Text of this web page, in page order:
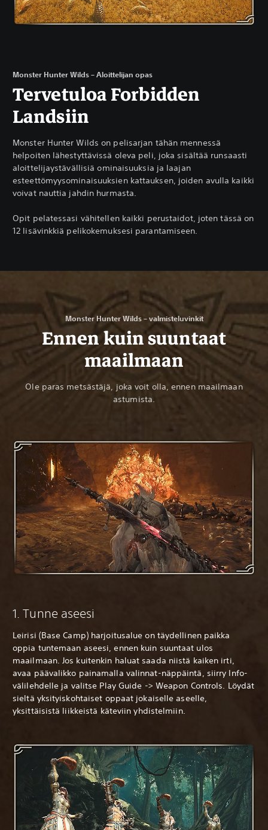
Monster Hunter Wilds – Aloittelijan opas
Tervetuloa Forbidden
Landsiin
Monster Hunter Wilds on pelisarjan tähän mennessä
helpoiten lähestyttävissä oleva peli, joka sisältää runsaasti
aloittelijaystävällisiä ominaisuuksia ja laajan
esteettömyysominaisuuksien kattauksen, joiden avulla kaikki
voivat nauttia jahdin hurmasta.
Opit pelatessasi vähitellen kaikki perustaidot, joten tässä on
12 lisävinkkiä pelikokemuksesi parantamiseen.
Monster Hunter Wilds – valmisteluvinkit
Ennen kuin suuntaat
maailmaan
Ole paras metsästäjä, joka voit olla, ennen maailmaan
astumista.
1. Tunne aseesi
Leirisi (Base Camp) harjoitusalue on täydellinen paikka
oppia tuntemaan aseesi, ennen kuin suuntaat ulos
maailmaan. Jos kuitenkin haluat saada niistä kaiken irti,
avaa päävalikko painamalla valinnat-näppäintä, siirry Info-
välilehdelle ja valitse Play Guide -> Weapon Controls. Löydät
sieltä yksityiskohtaiset oppaat jokaiselle aseelle,
yksittäisistä liikkeistä käteviin yhdistelmiin.